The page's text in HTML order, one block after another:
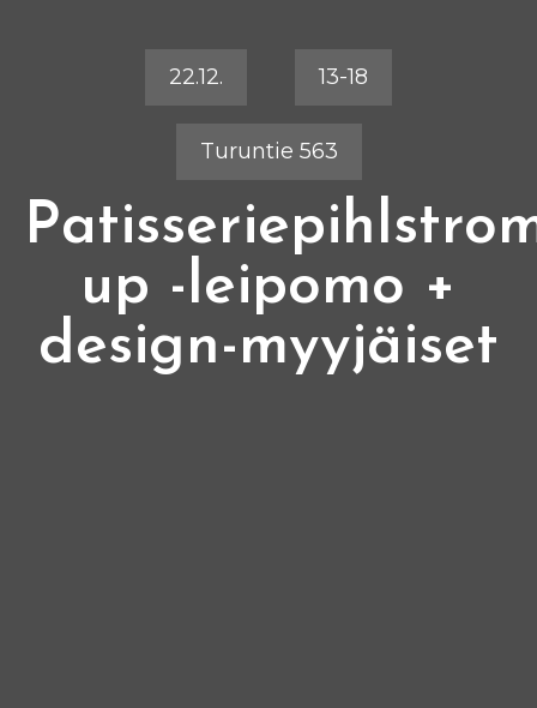
22.12. 13-18
Turuntie 563
up -leipomo +
design-myyjäiset